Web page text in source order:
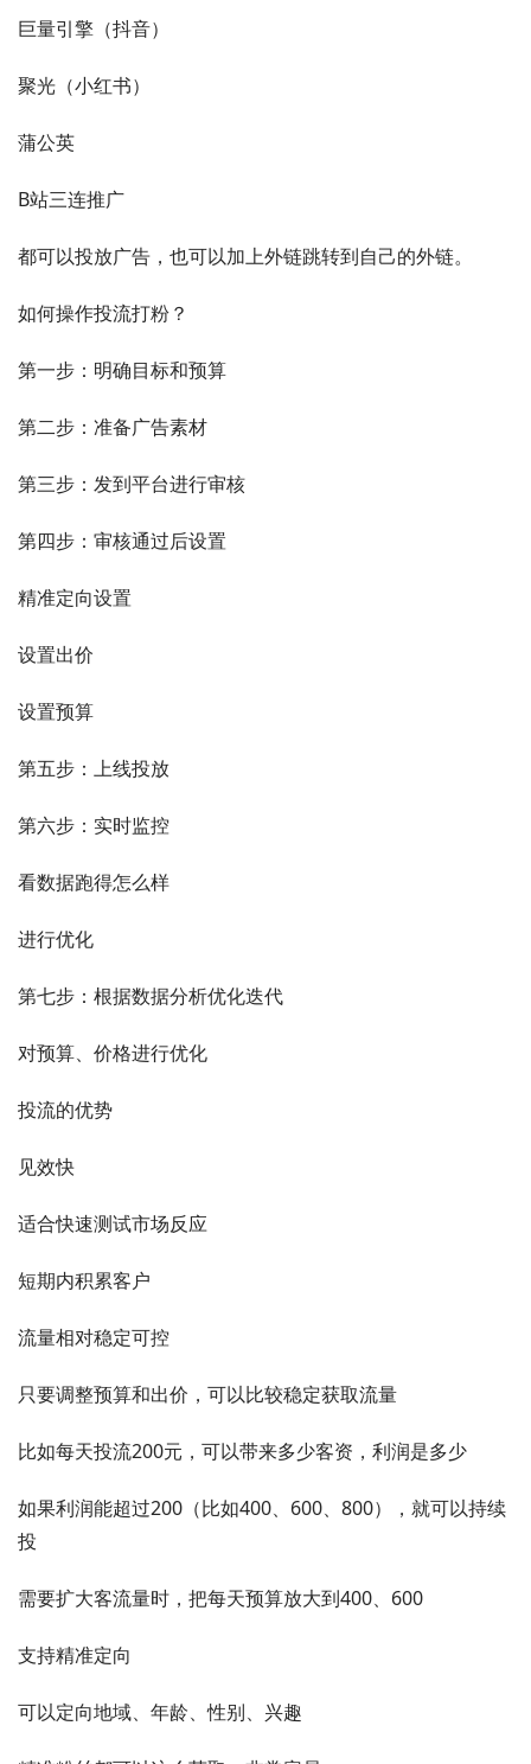
巨量引擎（抖音）
聚光（小红书）
蒲公英
B站三连推广
都可以投放广告，也可以加上外链跳转到自己的外链。
如何操作投流打粉？
第一步：明确目标和预算
第二步：准备广告素材
第三步：发到平台进行审核
第四步：审核通过后设置
精准定向设置
设置出价
设置预算
第五步：上线投放
第六步：实时监控
看数据跑得怎么样
进行优化
第七步：根据数据分析优化迭代
对预算、价格进行优化
投流的优势
见效快
适合快速测试市场反应
短期内积累客户
流量相对稳定可控
只要调整预算和出价，可以比较稳定获取流量
比如每天投流200元，可以带来多少客资，利润是多少
如果利润能超过200（比如400、600、800），就可以持续
投
需要扩大客流量时，把每天预算放大到400、600
支持精准定向
可以定向地域、年龄、性别、兴趣